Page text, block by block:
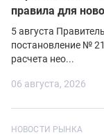
правила для
5 августа
постановление №
расчета нео...
06 августа, 2026
НОВОСТИ РЫНКА